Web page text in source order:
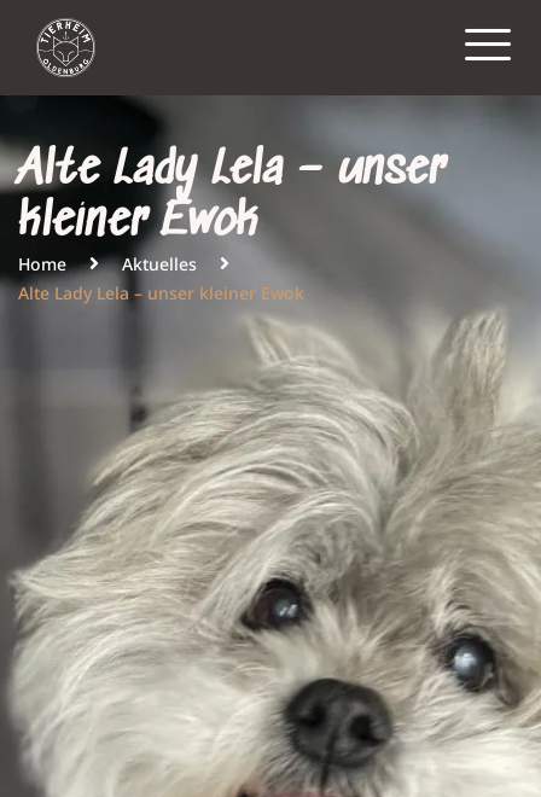
Alte Lady Lela – unser
kleiner Ewok
Home
Aktuelles
Alte Lady Lela – unser kleiner Ewok